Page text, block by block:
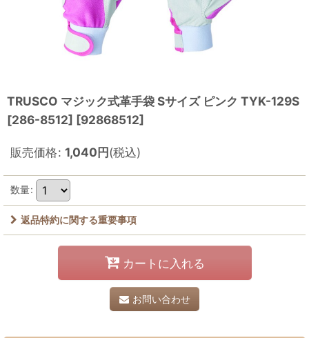
TRUSCO マジック式革手袋 Sサイズ ピンク TYK-129S
[286-8512] [92868512]
販売価格: 1,040円(税込)
数量:
返品特約に関する重要事項
カートに入れる
お問い合わせ